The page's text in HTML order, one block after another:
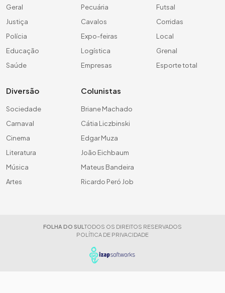
Geral
Justiça
Polícia
Educação
Saúde
Pecuária
Cavalos
Expo-feiras
Logística
Empresas
Futsal
Corridas
Local
Grenal
Esporte total
Diversão
Sociedade
Carnaval
Cinema
Literatura
Música
Artes
Colunistas
Briane Machado
Cátia Liczbinski
Edgar Muza
João Eichbaum
Mateus Bandeira
Ricardo Peró Job
FOLHA DO SUL TODOS OS DIREITOS RESERVADOS
POLÍTICA DE PRIVACIDADE